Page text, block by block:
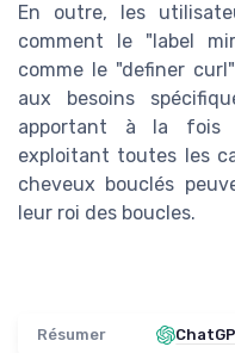
En outre, les
comment le "label
comme le "definer
aux besoins
apportant à la fois
exploitant toutes les
cheveux bouclés
leur roi des boucles.
Résumer